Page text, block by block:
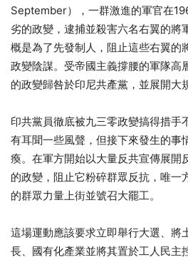
September），一群激進的軍官在
劣的政變，逮捕並殺害六名右翼的將
概是為了先發制人，阻止這些右翼的
政變陰謀。受帝國主義撐腰的軍隊高
的政變歸咎於印尼共產黨，並展開大
印共黨員徹底被九三零政變搞得措手
有耳聞一些風聲，但接下來發生的事
瘓。在軍方開始以大量反共宣傳展開
的政變，阻止它粉碎群眾反抗，唯一
的群眾力量上街並號召大罷工。
這場運動應該要求立即舉行大選、將
長、國有化產業並將其置於工人民主